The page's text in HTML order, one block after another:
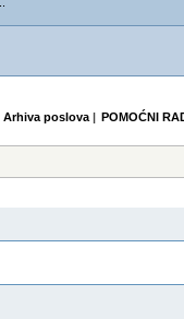
Arhiva poslova| POMOĆNI